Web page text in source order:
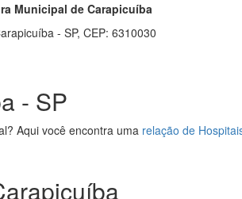
Municipal de Carapicuíba
- SP, CEP: 6310030
- SP
Aqui você encontra uma relação de